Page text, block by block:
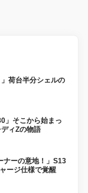
」荷台半分シェルの
」そこから始まっ
ィZの物語
ナーの意地！」S13
ージ仕様で覚醒